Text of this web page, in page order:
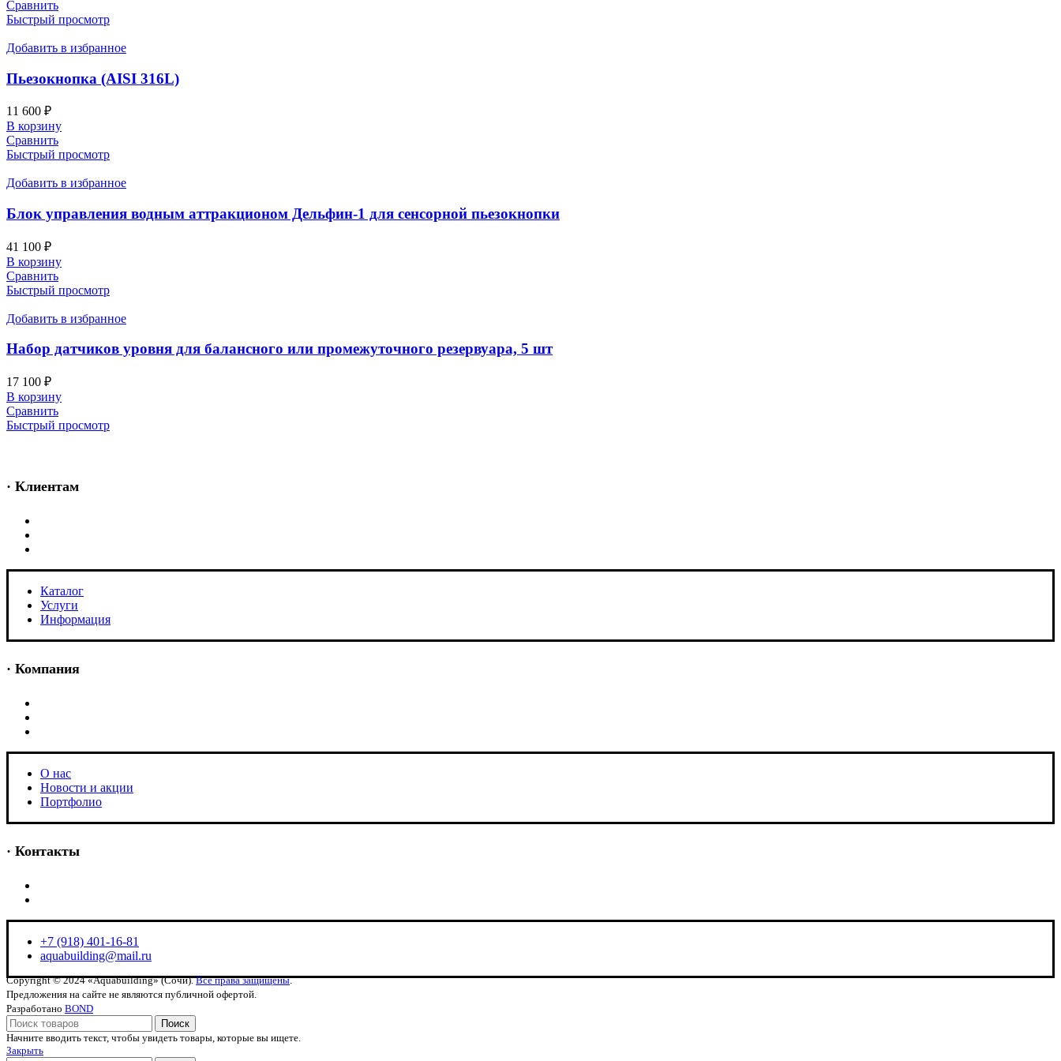
Сравнить
Быстрый просмотр
Добавить в избранное
Пьезокнопка (AISI 316L)
11 600 ₽
В корзину
Сравнить
Быстрый просмотр
Добавить в избранное
Блок управления водным аттракционом Дельфин-1 для сенсорной пьезокнопки
41 100 ₽
В корзину
Сравнить
Быстрый просмотр
Добавить в избранное
Набор датчиков уровня для балансного или промежуточного резервуара, 5 шт
17 100 ₽
В корзину
Сравнить
Быстрый просмотр
· Клиентам
Каталог
Услуги
Информация
· Компания
O нас
Новости и акции
Портфолио
· Контакты
+7 (918) 401-16-81
aquabuilding@mail.ru
Copyright © 2024 «Aquabuilding» (Сочи).Все права защищены.
Предложения на сайте не являются публичной офертой.
Разработано BOND
Поиск
Начните вводить текст, чтобы увидеть товары, которые вы ищете.
Закрыть